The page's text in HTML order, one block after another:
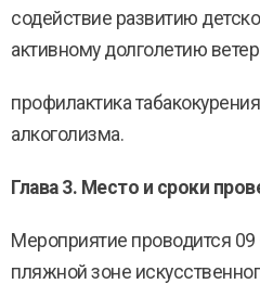
содействие развитию
активному долголетию
профилактика
алкоголизма.
Глава 3. Место и сроки
Мероприятие проводится
пляжной зоне